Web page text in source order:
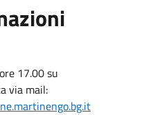
17.00 su
via mail: